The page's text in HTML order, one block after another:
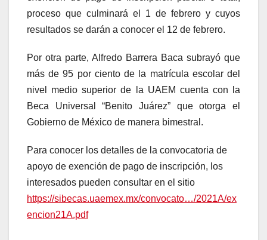
proceso que culminará el 1 de febrero y cuyos
resultados se darán a conocer el 12 de febrero.
Por otra parte, Alfredo Barrera Baca subrayó que
más de 95 por ciento de la matrícula escolar del
nivel medio superior de la UAEM cuenta con la
Beca Universal “Benito Juárez” que otorga el
Gobierno de México de manera bimestral.
Para conocer los detalles de la convocatoria de
apoyo de exención de pago de inscripción, los
interesados pueden consultar en el sitio
https://sibecas.uaemex.mx/convocato…/2021A/ex
encion21A.pdf